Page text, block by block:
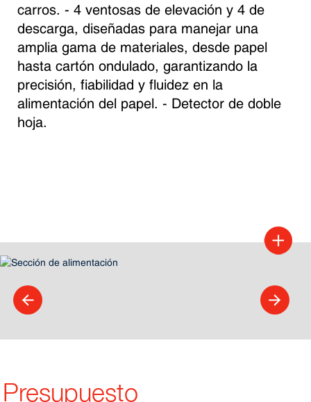
carros. - 4 ventosas de elevación y 4 de
descarga, diseñadas para manejar una
amplia gama de materiales, desde papel
hasta cartón ondulado, garantizando la
precisión, fiabilidad y fluidez en la
alimentación del papel. - Detector de doble
hoja.
Presupuesto